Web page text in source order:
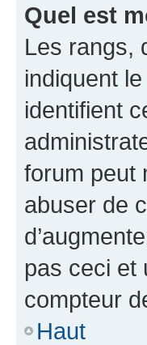
Quel est
Les rangs,
indiquent
identifient
forum peut
abuser de
pas ceci et
compteur
Haut